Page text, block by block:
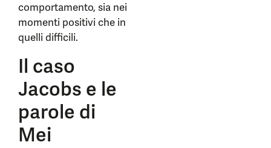
comportamento, sia nei
momenti positivi che in
quelli difficili.
Il caso
Jacobs e le
parole di
Mei